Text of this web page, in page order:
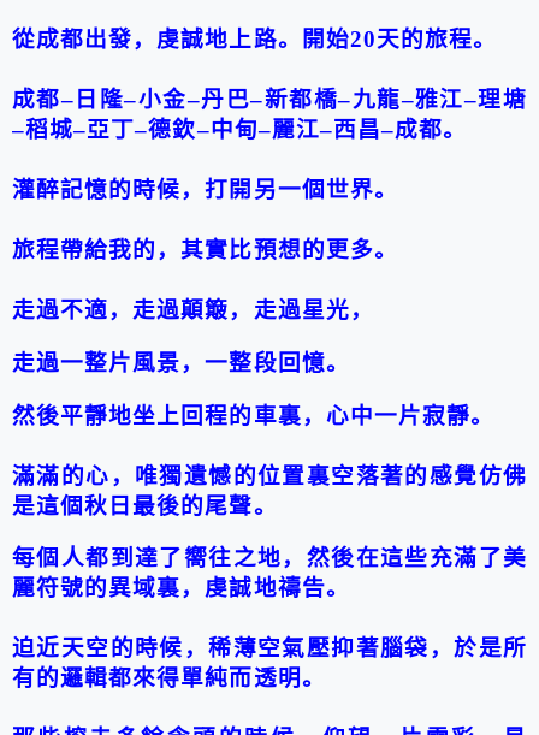
從成都出發，虔誠地上路。開始20天的旅程。
成都– 日隆–小金–丹巴–新都橋–九龍–雅江–理塘
–稻城–亞丁–德欽–中甸–麗江–西昌–成都。
灌醉記憶的時候，打開另一個世界。
旅程帶給我的，其實比預想的更多。
走過不適，走過顛簸，走過星光，
走過一整片風景，一整段回憶。
然後平靜地坐上回程的車裏，心中一片寂靜。
滿滿的心，唯獨遺憾的位置裏空落著的感覺仿佛
是這個秋 日最後的尾聲。
每個人都到達了嚮往之地，然後在這些充滿了美
麗符號的異域裏，虔誠地禱告。
迫近天空的時候，稀薄空氣壓抑著腦袋，於是所
有的邏輯都來得單純而透明。